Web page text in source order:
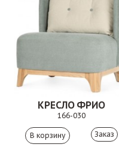
КРЕСЛО ФРИО
166-030
Заказ